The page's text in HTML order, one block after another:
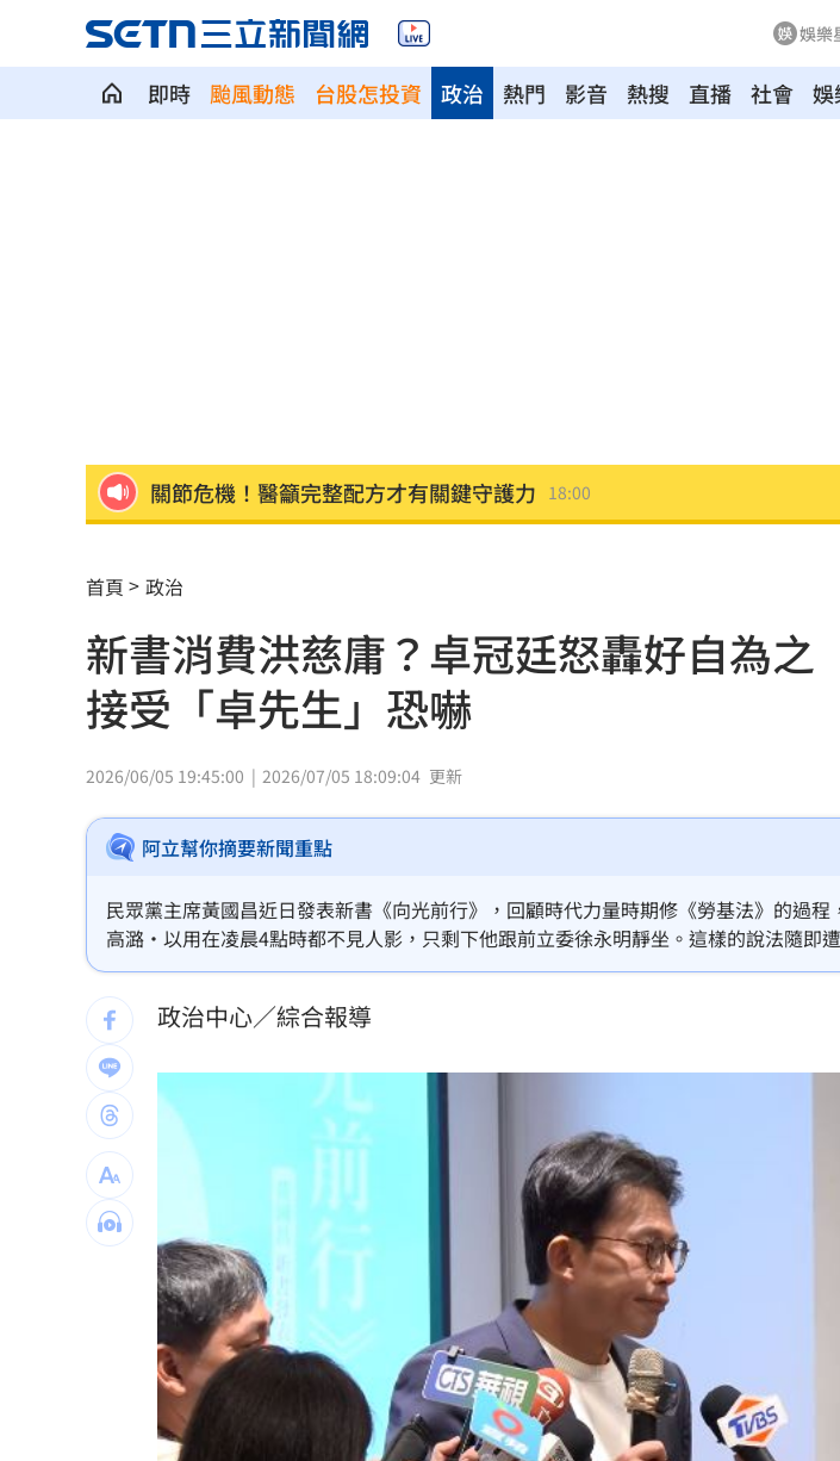
娛樂
即時 颱風動態 台股怎投資 熱門 影音 熱搜 直播
政治 社會 娛
關節危機！醫籲完整配方才有關鍵守護力 18:00
反制跨國鎮壓 學者：在地協力應提高罪刑
驚傳弊案！60名銀行員涉嫌收受百萬回扣 17:54
中國國台辦推台青e家涉統戰 下場曝光
高橋文哉首來台 &TEAM成員K錄影喊話台粉
股民心碎！外資狠殺7金融「這檔最慘」 17:46
老婦遭看護餵食「加熱狗糧」 慘冤死家中 17:44
工作太忙上腹痛沒食慾 竟罹癌王4期轉移
川湖賺逾11股本！ 逆勢衝上萬金
白海豚攪局！離島船班最新異動一次看 17:29
台南人最愛壽司排行榜曝光：6款都是它！ 17:27
台灣彩券開獎直播中 20:31
LIVE三立+24小時直播 15:27
三立iNEWS新聞台線上直播 18:00
首頁 政治
新書消費洪慈庸？卓冠廷怒轟好自為
接受「卓先生」恐嚇
2026/06/05 19:45:00 2026/07/05 18:09:04 更新
阿立幫你摘要新聞重點
民眾黨主席黃國昌近日發表新書《向光前行》，回顧時代力量時期修《勞基法》的過程
高潞·以用在凌晨4點時都不見人影，只剩下他跟前立委徐永明靜坐。這樣的說法隨即
就是民進黨新北市議員卓冠廷抨擊，怒嗆黃可悲、好自為之！今（5）日晚間，黃國昌
的都是事實，不會接受「卓先生」恐嚇。
政治中心／綜合報導